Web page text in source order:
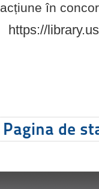
acțiune în
https://
Pagina de